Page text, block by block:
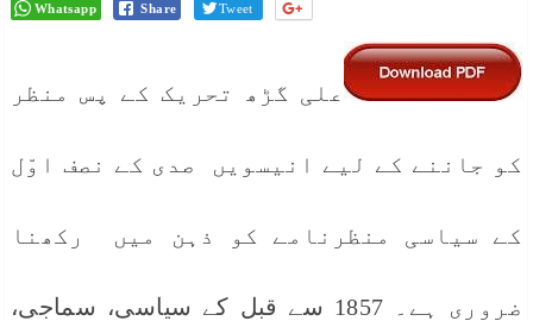
Whatsapp Share Tweet
علی گڑھ تحریک کے پس منظر
کو جاننے کے لیے انیسویں صدی کے نصف اوّل
کے سیاسی منظرنامے کو ذہن میں رکھنا
ضروری ہے۔ 1857 سے قبل کے سیاسی، سماجی،